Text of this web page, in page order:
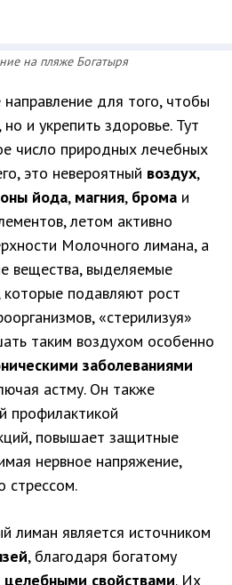
на пляже Богатыря
для того, чтобы
и укрепить здоровье. Тут
число природных лечебных
это невероятный воздух,
йода, магния, брома и
летом активно
Молочного лимана, а
вещества, выделяемые
подавляют рост
«стерилизуя»
таким воздухом особенно
заболеваниями
астму. Он также
профилактикой
повышает защитные
нервное напряжение,
стрессом.
лиман является источником
, благодаря богатому
целебными свойствами. Их